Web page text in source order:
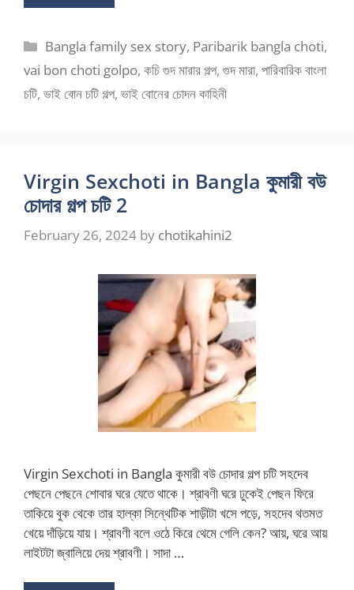
Categories
Bangla family sex story, Paribarik bangla choti,
vai bon choti golpo, কচি গুদ মারার গল্প, গুদ মারা, পারিবারিক বাংলা
চটি, ভাই বোন চটি গল্প, ভাই বোনের চোদন কাহিনী
Virgin Sexchoti in Bangla কুমারী বউ
চোদার গল্প চটি 2
February 26, 2024 by chotikahini2
Virgin Sexchoti in Bangla কুমারী বউ চোদার গল্প চটি সহদেব
পেছনে পেছনে শোবার ঘরে যেতে থাকে। শ্রাবণী ঘরে ঢুকেই পেছন ফিরে
তাকিয়ে বুক থেকে তার হাল্কা সিন্থেটিক শাড়ীটা খসে পড়ে, সহদেব থতমত
খেয়ে দাঁড়িয়ে যায়। শ্রাবণী বলে ওঠে কিরে থেমে গেলি কেন? আয়, ঘরে আয়
লাইটটা জ্বালিয়ে দেয় শ্রাবণী। সাদা …